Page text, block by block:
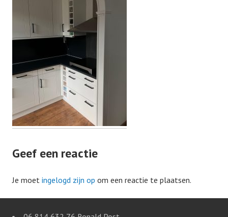
Geef een reactie
Je moet ingelogd zijn op om een reactie te plaatsen.